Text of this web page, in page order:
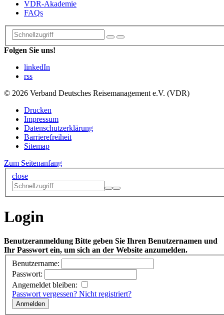
VDR-Akademie
FAQs
Folgen Sie uns!
linkedIn
rss
© 2026 Verband Deutsches Reisemanagement e.V. (VDR)
Drucken
Impressum
Datenschutzerklärung
Barrierefreiheit
Sitemap
Zum Seitenanfang
close
Login
Benutzeranmeldung Bitte geben Sie Ihren Benutzernamen und
Ihr Passwort ein, um sich an der Website anzumelden.
Benutzername:
Passwort:
Angemeldet bleiben:
Passwort vergessen? Nicht registriert?